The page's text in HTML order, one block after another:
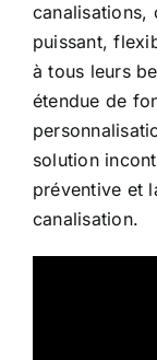
canalisations,
puissant,
à tous leurs
étendue de
solution
préventive et
canalisation.